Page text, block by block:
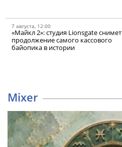
7 августа, 12:00
«Майкл 2»: студия Lionsgate снимет
продолжение самого кассового
байопика в истории
Mixer